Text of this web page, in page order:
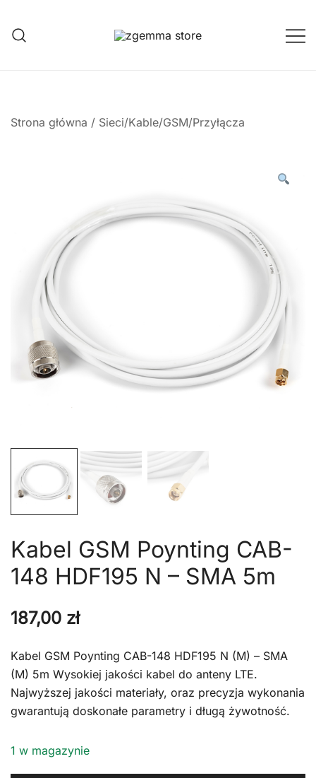
treści
Strona główna / Sieci/Kable/GSM/Przyłącza
Kabel GSM Poynting CAB-
148 HDF195 N – SMA 5m
187,00 zł
Kabel GSM Poynting CAB-148 HDF195 N (M) – SMA
(M) 5m Wysokiej jakości kabel do anteny LTE.
Najwyższej jakości materiały, oraz precyzja wykonania
gwarantują doskonałe parametry i długą żywotność.
1 w magazynie